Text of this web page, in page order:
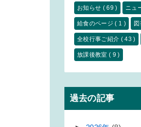
お知らせ ( 69 ) ニュ
給食のページ( 1 )
全校行事ご紹介 ( 43 )
放課後教室 ( 9 )
過去の記事